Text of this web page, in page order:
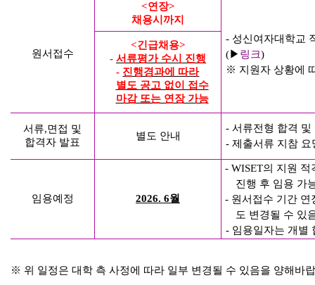
원서접수
<연장>
채용시까지
- 성신여자대학교
(▶ 링크)
※ 지원자 상황에
<긴급채용>
- 서류평가 수시 진행
- 진행경과에 따라
별도 공고 없이 접수
마감 또는 연장 가능
서류,면접 및
합격자 발표
별도 안내
- 서류전형 합격 및
- 제출서류 지참
임용예정 2026. 6월
- WISET의 지원 적
진행 후 임용 가
- 원서접수 기간 연
도 변경될 수 있
- 임용일자는 개별
※ 위 일정은 대학 측 사정에 따라 일부 변경될 수 있음을 양해바